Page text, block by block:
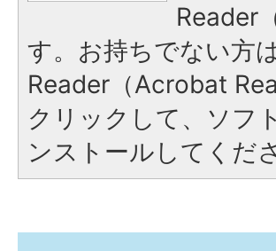
Reader
す。お持ちでない方
Reader（Acrobat
クリックして、ソフ
ンストールしてくだ